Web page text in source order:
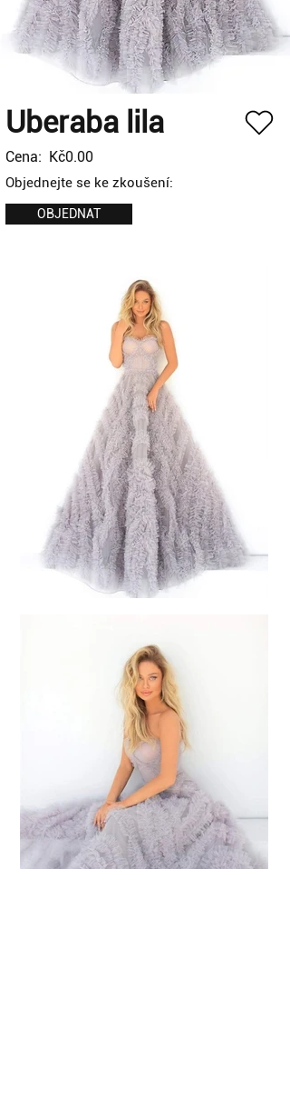
Uberaba lila
Cena: Kč0.00
Objednejte se ke zkoušení:
OBJEDNAT